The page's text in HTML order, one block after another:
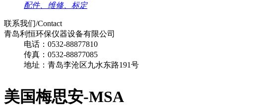
配件、维修、标定
联系我们/Contact
青岛利恒环保仪器设备有限公司
电话：0532-88877810
传真：0532-88877085
地址：青岛李沧区九水东路191号
美国梅思安-MSA